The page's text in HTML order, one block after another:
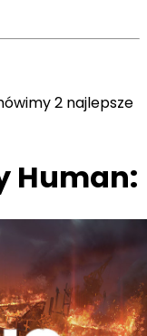
2 najlepsze
Human: